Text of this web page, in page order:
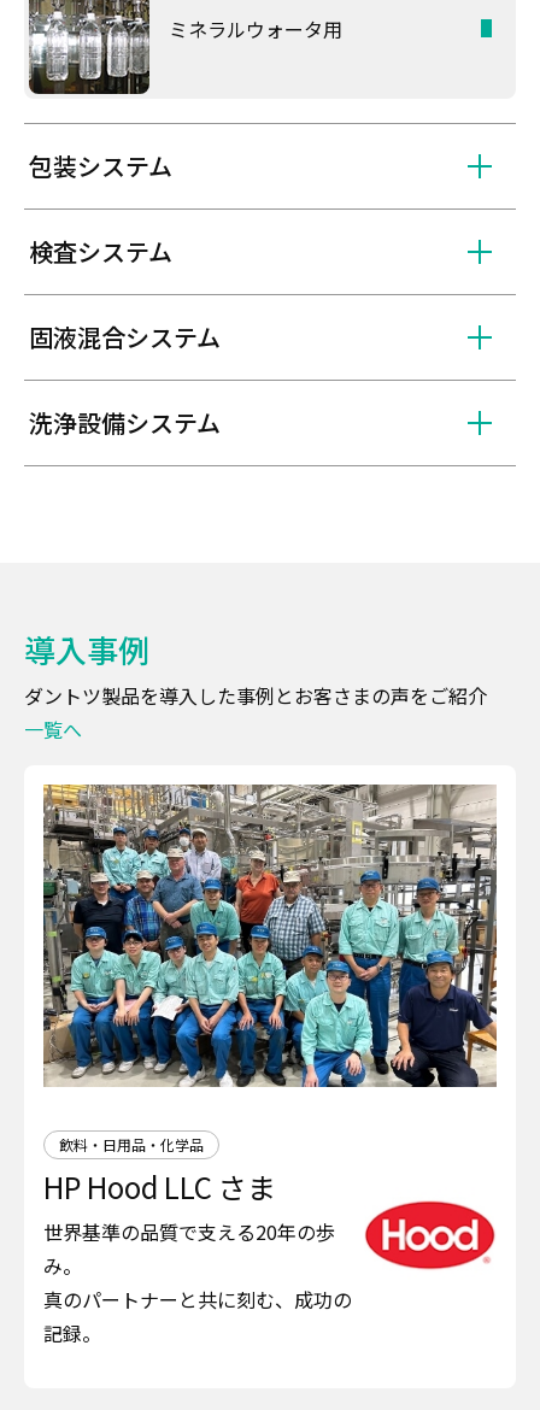
ミネラルウォータ用
包装システム
検査システム
固液混合システム
洗浄設備システム
導入事例
ダントツ製品を導入した事例とお客さまの声をご紹介
一覧へ
飲料・日用品・化学品
HP Hood LLC さま
世界基準の品質で支える20年の歩
み。
真のパートナーと共に刻む、成功の
記録。